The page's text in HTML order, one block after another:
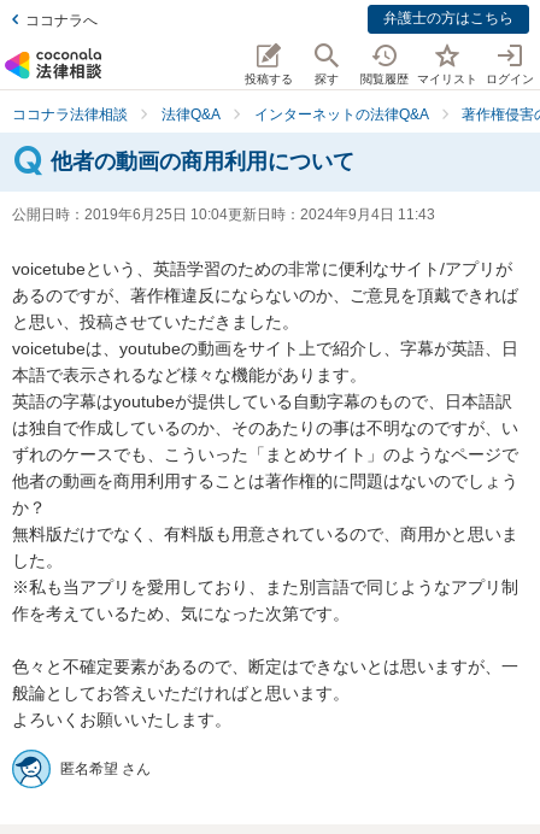
ココナラへ 弁護士の方はこちら
投稿する 探す 閲覧履歴 マイリスト ログイン
ココナラ法律相談 法律Q&A インターネットの法律Q&A 著作権侵害
他者の動画の商用利用について
公開日時： 2019年6月25日 10:04更新日時： 2024年9月4日 11:43
voicetubeという、英語学習のための非常に便利なサイト/アプリが
あるのですが、著作権違反にならないのか、ご意見を頂戴できれば
と思い、投稿させていただきました。
voicetubeは、youtubeの動画をサイト上で紹介し、字幕が英語、日
本語で表示されるなど様々な機能があります。
英語の字幕はyoutubeが提供している自動字幕のもので、日本語訳
は独自で作成しているのか、そのあたりの事は不明なのですが、い
ずれのケースでも、こういった「まとめサイト」のようなページで
他者の動画を商用利用することは著作権的に問題はないのでしょう
か？
無料版だけでなく、有料版も用意されているので、商用かと思いま
した。
※私も当アプリを愛用しており、また別言語で同じようなアプリ制
作を考えているため、気になった次第です。
色々と不確定要素があるので、断定はできないとは思いますが、一
般論としてお答えいただければと思います。
よろいくお願いいたします。
匿名希望 さん